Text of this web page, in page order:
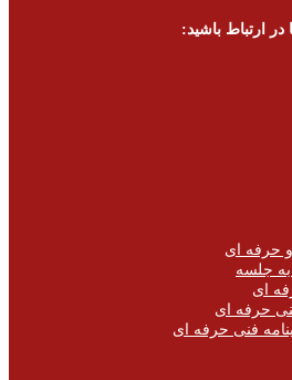
در ارتباط باشید:
و حرفه ای
جلسه
ای
حرفه ای
فنی حرفه ای